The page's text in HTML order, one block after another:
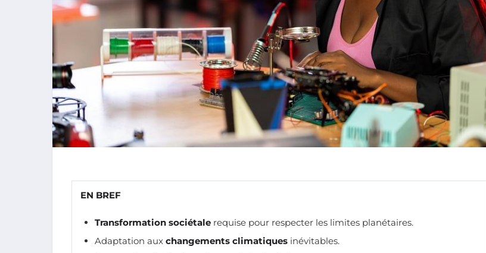
EN BREF
Transformation sociétale requise pour respecter les limites planétaires.
Adaptation aux changements climatiques inévitables.